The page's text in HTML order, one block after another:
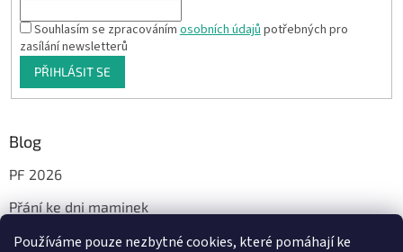
Používáme pouze nezbytné cookies, které pomáhají ke
Souhlasím se zpracovánímosobních údajůpotřebných pro
zasílání newsletterů
PŘIHLÁSIT SE
Blog
PF 2026
Přání ke dni maminek